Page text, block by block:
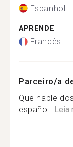
Espanhol
APRENDE
Francês
Parceiro/a
Que hable
españo...Leia